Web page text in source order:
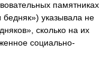
памятниках
указывала не
сколько на их
социально-